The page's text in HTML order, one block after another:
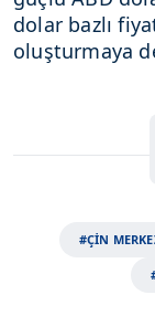
dolar bazlı
oluşturmaya
#ÇİN